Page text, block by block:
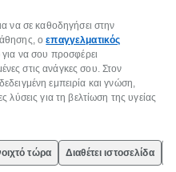
να σε καθοδηγήσει στην
οεπαγγελματικός
για να σου προσφέρει
στις ανάγκες σου. Στον
εμπειρία και γνώση,
λύσεις για τη βελτίωση της υγείας
τώρα Διαθέτει ιστοσελίδα